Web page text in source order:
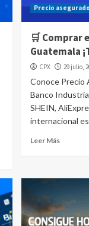
Precio asegurado
🛒 Comprar
Guatemala
CPX 29 julio,
Conoce Precio
Banco
SHEIN,
internacional
Leer Más